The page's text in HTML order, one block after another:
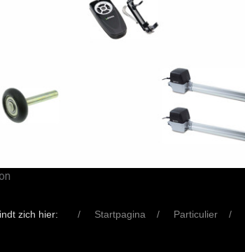
zich hier: Startpagina Particulier